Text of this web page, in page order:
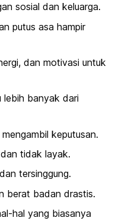
sosial dan keluarga.
putus asa hampir
dan motivasi untuk
lebih banyak dari
keputusan.
tidak layak.
tersinggung.
berat badan drastis.
hal yang biasanya